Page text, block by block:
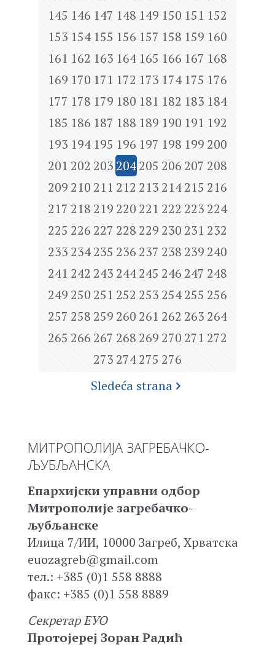
145 146 147 148 149 150 151 152
153 154 155 156 157 158 159 160
161 162 163 164 165 166 167 168
169 170 171 172 173 174 175 176
177 178 179 180 181 182 183 184
185 186 187 188 189 190 191 192
193 194 195 196 197 198 199 200
201 202 203 204205 206 207 208
209 210 211 212 213 214215 216
217 218 219 220 221 222 223 224
225 226 227 228 229 230 231 232
233 234235 236 237 238 239 240
241 242 243 244245 246 247 248
249 250 251 252 253 254255 256
257 258 259 260 261 262 263 264
265 266 267 268 269 270 271 272
273 274275 276
Sledeća strana
МИТРОПОЛИЈА ЗАГРЕБАЧКО-
ЉУБЉАНСКА
Епархијски управни одбор
Митрополије загребачко-
љубљанске
Илица 7/ИИ, 10000 Загреб, Хрватска
euozagreb@gmail.com
тел.: +385 (0)1 558 8888
факс: +385 (0)1 558 8889
Секретар ЕУО
Протојереј Зоран Радић